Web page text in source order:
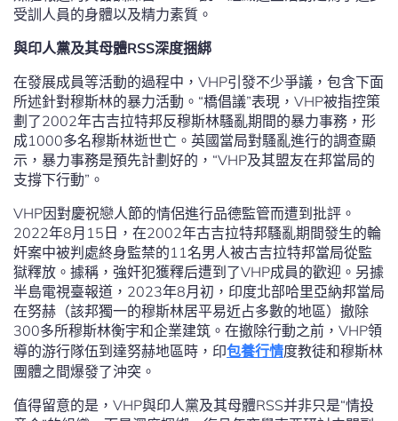
受訓人員的身體以及精力素質。
與印人黨及其母體RSS深度捆綁
在發展成員等活動的過程中，VHP引發不少爭議，包含下面
所述針對穆斯林的暴力活動。“橋倡議”表現，VHP被指控策
劃了2002年古吉拉特邦反穆斯林騷亂期間的暴力事務，形
成1000多名穆斯林逝世亡。英國當局對騷亂進行的調查顯
示，暴力事務是預先計劃好的，“VHP及其盟友在邦當局的
支撐下行動”。
VHP因對慶祝戀人節的情侶進行品德監管而遭到批評。
2022年8月15日，在2002年古吉拉特邦騷亂期間發生的輪
奸案中被判處終身監禁的11名男人被古吉拉特邦當局從監
獄釋放。據稱，強奸犯獲釋后遭到了VHP成員的歡迎。另據
半島電視臺報道，2023年8月初，印度北部哈里亞納邦當局
在努赫（該邦獨一的穆斯林居平易近占多數的地區）撤除
300多所穆斯林衡宇和企業建筑。在撤除行動之前，VHP領
導的游行隊伍到達努赫地區時，印包養行情度教徒和穆斯林
團體之間爆發了沖突。
值得留意的是，VHP與印人黨及其母體RSS并非只是“情投